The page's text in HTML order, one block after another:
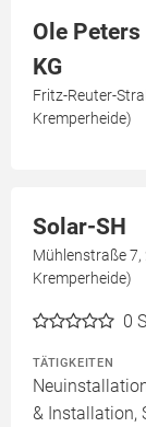
Ole
KG
Fritz-Reuter-
Kremperheide)
Solar-SH
Mühlenstraße 7,
Kremperheide)
0
TÄTIGKEITEN
& Installation,